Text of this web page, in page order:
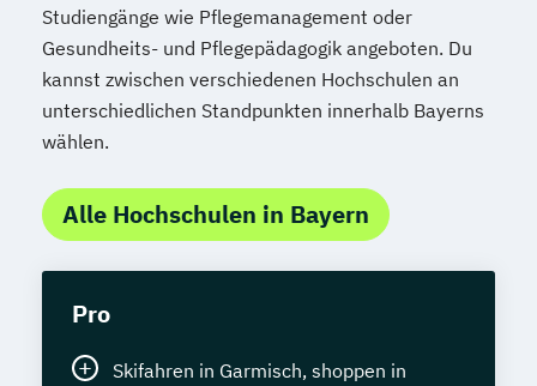
Studiengänge wie Pflegemanagement oder
Gesundheits- und Pflegepädagogik angeboten. Du
kannst zwischen verschiedenen Hochschulen an
unterschiedlichen Standpunkten innerhalb Bayerns
wählen.
Alle Hochschulen in Bayern
Pro
Skifahren in Garmisch, shoppen in